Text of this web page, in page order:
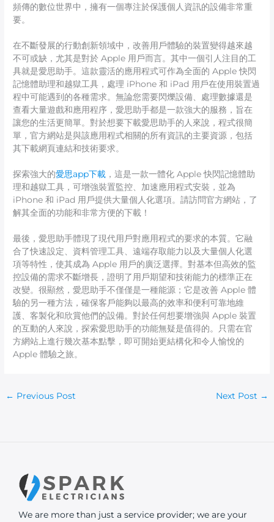
頻傳的數位世界中，擁有一個專注於保護個人資訊的設備非常重
要。
在不斷發展的行動創新領域中，改善用戶體驗的裝置變得越來越
不可或缺，尤其是對於 Apple 用戶而言。其中一個引人注目的工
具就是愛思助手。這款靈活的應用程式可作為全面的 Apple 快閃
記憶體助理和越獄工具，處理 iPhone 和 iPad 用戶在使用裝置過
程中可能遇到的各種需求。無論您需要閃爍設備、處理數據還是
查看大量遊戲和應用程序，愛思助手都是一款強大的服務，旨在
讓您的生活更簡單。對於想要下載愛思助手的人來說，程式很簡
單，官方網站是與該應用程式相關的所有資訊的主要資源，包括
其下載網頁連結和技術要求。
探索強大的愛思app下載 ，這是一款一體化 Apple 快閃記憶體助
理和越獄工具，可增強裝置監控、加速應用程式安裝，並為
iPhone 和 iPad 用戶提供大量個人化選項。請訪問官方網站，了
解其全面的功能和非常方便的下載！
最後，愛思助手體現了現代用戶對應用程式的要求的本質。它融
合了快速設定、資料管理工具、遠端存取能力以及大量個人化選
項等特性，使其成為 Apple 用戶的廣泛選擇。對基本但高效的監
控設備的需求不斷增長，證明了用戶期望和技術能力的標準正在
改變。很顯然，愛思助手不僅僅是一種能源；它是改善 Apple 體
驗的另一種方法，確保客戶能夠以最高的效率和便利可靠地維
護、客製化和欣賞他們的設備。對於任何想要增強與 Apple 裝置
的互動的人來說，探索愛思助手的功能無疑是值得的。只需在官
方網站上進行幾次基本點擊，即可開始更結構化和令人愉悅的
Apple 體驗之旅。
← Previous Post Next Post →
We are more than just a service provider; we are your